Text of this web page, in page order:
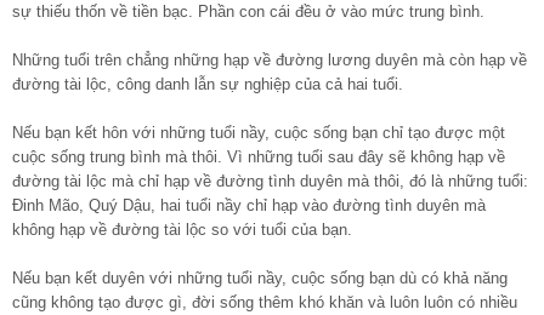
sự thiếu thốn về tiền bạc. Phần con cái đều ở vào mức trung bình.
Những tuổi trên chẳng những hạp về đường lương duyên mà còn hạp về
đường tài lộc, công danh lẫn sự nghiệp của cả hai tuổi.
Nếu bạn kết hôn với những tuổi nầy, cuộc sống bạn chỉ tạo được một
cuộc sống trung bình mà thôi. Vì những tuổi sau đây sẽ không hạp về
đường tài lộc mà chỉ hạp về đường tình duyên mà thôi, đó là những tuổi:
Đinh Mão, Quý Dậu, hai tuổi nầy chỉ hạp vào đường tình duyên mà
không hạp về đường tài lộc so với tuổi của bạn.
Nếu bạn kết duyên với những tuổi nầy, cuộc sống bạn dù có khả năng
cũng không tạo được gì, đời sống thêm khó khăn và luôn luôn có nhiều